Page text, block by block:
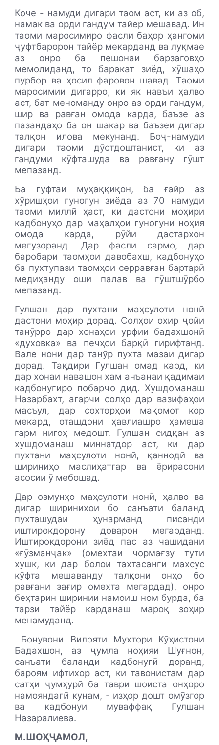
Коче - намуди дигари таом аст, ки аз об,
намак ва орди гандум тайёр мешавад. Ин
таоми маросимиро фасли баҳор ҳангоми
ҷуфтбаророн тайёр мекарданд ва луқмае
аз онро ба пешонаи барзаговҳо
мемолиданд, то баракат зиёд, хӯшаҳо
пурбор ва ҳосил фаровон шавад. Таоми
маросимии дигарро, ки як навъи ҳалво
аст, бат меноманду онро аз орди гандум,
шир ва равған омода карда, баъзе аз
пазандаҳо ба он шакар ва баъзеи дигар
талқон илова мекунанд. Боҷ-намуди
дигари таоми дӯстдоштанист, ки аз
гандуми кӯфташуда ва равғану гӯшт
мепазанд.
Ба гуфтаи муҳаққиқон, ба ғайр аз
хӯришҳои гуногун зиёда аз 70 намуди
таоми миллӣ ҳаст, ки дастони моҳири
кадбонуҳо дар маҳалҳои гуногуни ноҳия
омода карда, рӯйи дастархон
мегузоранд. Дар фасли сармо, дар
баробари таомҳои давобахш, кадбонуҳо
ба пухтупази таомҳои серравған бартарӣ
медиҳанду оши палав ва гӯштшӯрбо
мепазанд.
Гулшан дар пухтани маҳсулоти нонӣ
дастони моҳир дорад. Солҳои охир ҷойи
танӯрро дар хонаҳои урфии бадахшонӣ
«духовка» ва печҳои барқӣ гирифтанд.
Вале нони дар танӯр пухта мазаи дигар
дорад. Тақдири Гулшан омад кард, ки
дар хонаи навашон ҳам анъанаи қадимаи
кадбонугиро побарҷо дид. Хушдоманаш
Назарбахт, агарчи солҳо дар вазифаҳои
масъул, дар сохторҳои мақомот кор
мекард, оташдони ҳавлиашро ҳамеша
гарм нигоҳ медошт. Гулшан сидқан аз
хушдоманаш миннатдор аст, ки дар
пухтани маҳсулоти нонӣ, қаннодӣ ва
шириниҳо маслиҳатгар ва ёрирасони
асосии ӯ мебошад.
Дар озмунҳо маҳсулоти нонӣ, ҳалво ва
дигар шириниҳои бо санъати баланд
пухташудаи ҳунарманд писанди
иштирокдорону доварон мегарданд.
Иштирокдорони зиёд пас аз чашидани
«ғӯзманҷак» (омехтаи чормағзу тути
хушк, ки дар болои тахтасанги махсус
кӯфта мешаванду талқони онҳо бо
равғани зағир омехта мегардад), онро
беҳтарин ширинии намоиш ном бурда, ба
тарзи тайёр карданаш мароқ зоҳир
менамуданд.
Бонувони Вилояти Мухтори Кӯҳистони
Бадахшон, аз ҷумла ноҳияи Шуғнон,
санъати баланди кадбонугӣ доранд,
бароям ифтихор аст, ки тавонистам дар
сатҳи ҷумҳурӣ ба таври шоиста онҳоро
намояндагӣ кунам, - изҳор дошт омӯзгор
ва кадбонуи муваффақ Гулшан
Назаралиева.
М.ШОҲҶАМОЛ,